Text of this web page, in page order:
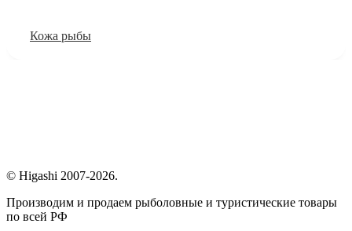
Кожа рыбы
© Higashi 2007-2026.
Производим и продаем рыболовные и туристические товары
по всей РФ